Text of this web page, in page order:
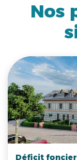
Nos
Déficit